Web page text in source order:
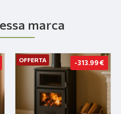
marca
OFFERTA -313.99 €